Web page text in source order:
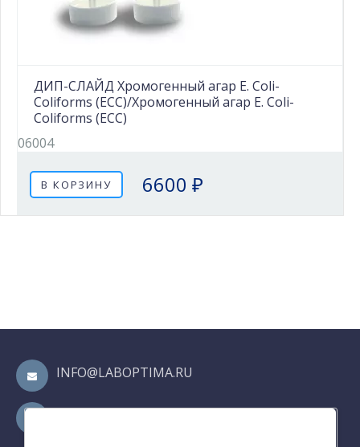
ДИП-СЛАЙД Хромогенный агар E. Coli-
Coliforms (ECC)/Хромогенный агар E. Coli-
Coliforms (ECC)
06004
В КОРЗИНУ 6600 ₽
INFO@LABOPTIMA.RU